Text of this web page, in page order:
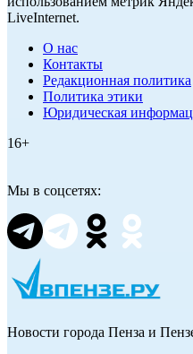
LiveInternet.
О нас
Контакты
Редакционная политика
Политика этики
Юридическая
16+
Мы в соцсетях:
Новости города Пенза и